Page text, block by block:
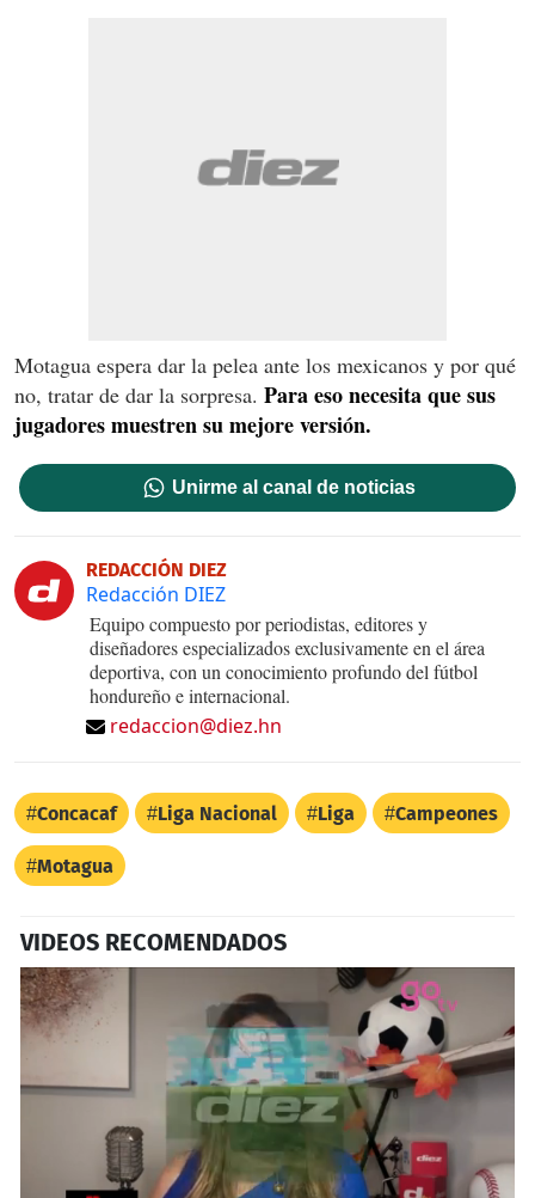
Motagua espera dar la pelea ante los mexicanos y por qué
no, tratar de dar la sorpresa. Para eso necesita que sus
jugadores muestren su mejore versión.
Unirme al canal de noticias
REDACCIÓN DIEZ
Redacción DIEZ
Equipo compuesto por periodistas, editores y
diseñadores especializados exclusivamente en el área
deportiva, con un conocimiento profundo del fútbol
hondureño e internacional.
redaccion@diez.hn
Concacaf Liga Nacional Liga Campeones
Motagua
VIDEOS RECOMENDADOS